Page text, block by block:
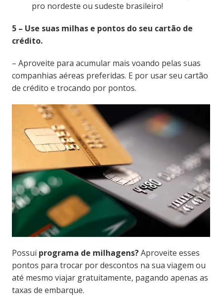
pro nordeste ou sudeste brasileiro!
5 – Use suas milhas e pontos do seu cartão de
crédito.
– Aproveite para acumular mais voando pelas suas
companhias aéreas preferidas. E por usar seu cartão
de crédito e trocando por pontos.
Possui programa de milhagens?Aproveite esses
pontos para trocar por descontos na sua viagem ou
até mesmo viajar gratuitamente, pagando apenas as
taxas de embarque.